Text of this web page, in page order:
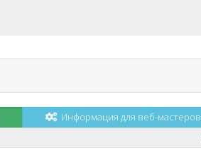
Информация для веб-мастеров